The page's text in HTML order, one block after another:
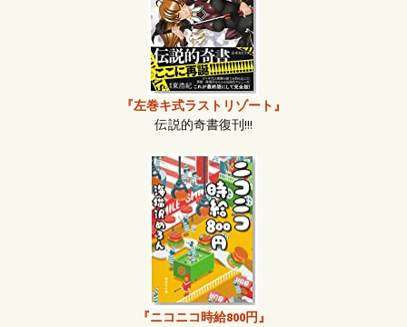
『左巻キ式ラストリゾート』
伝説的奇書復刊!!!
『ニコニコ時給800円』